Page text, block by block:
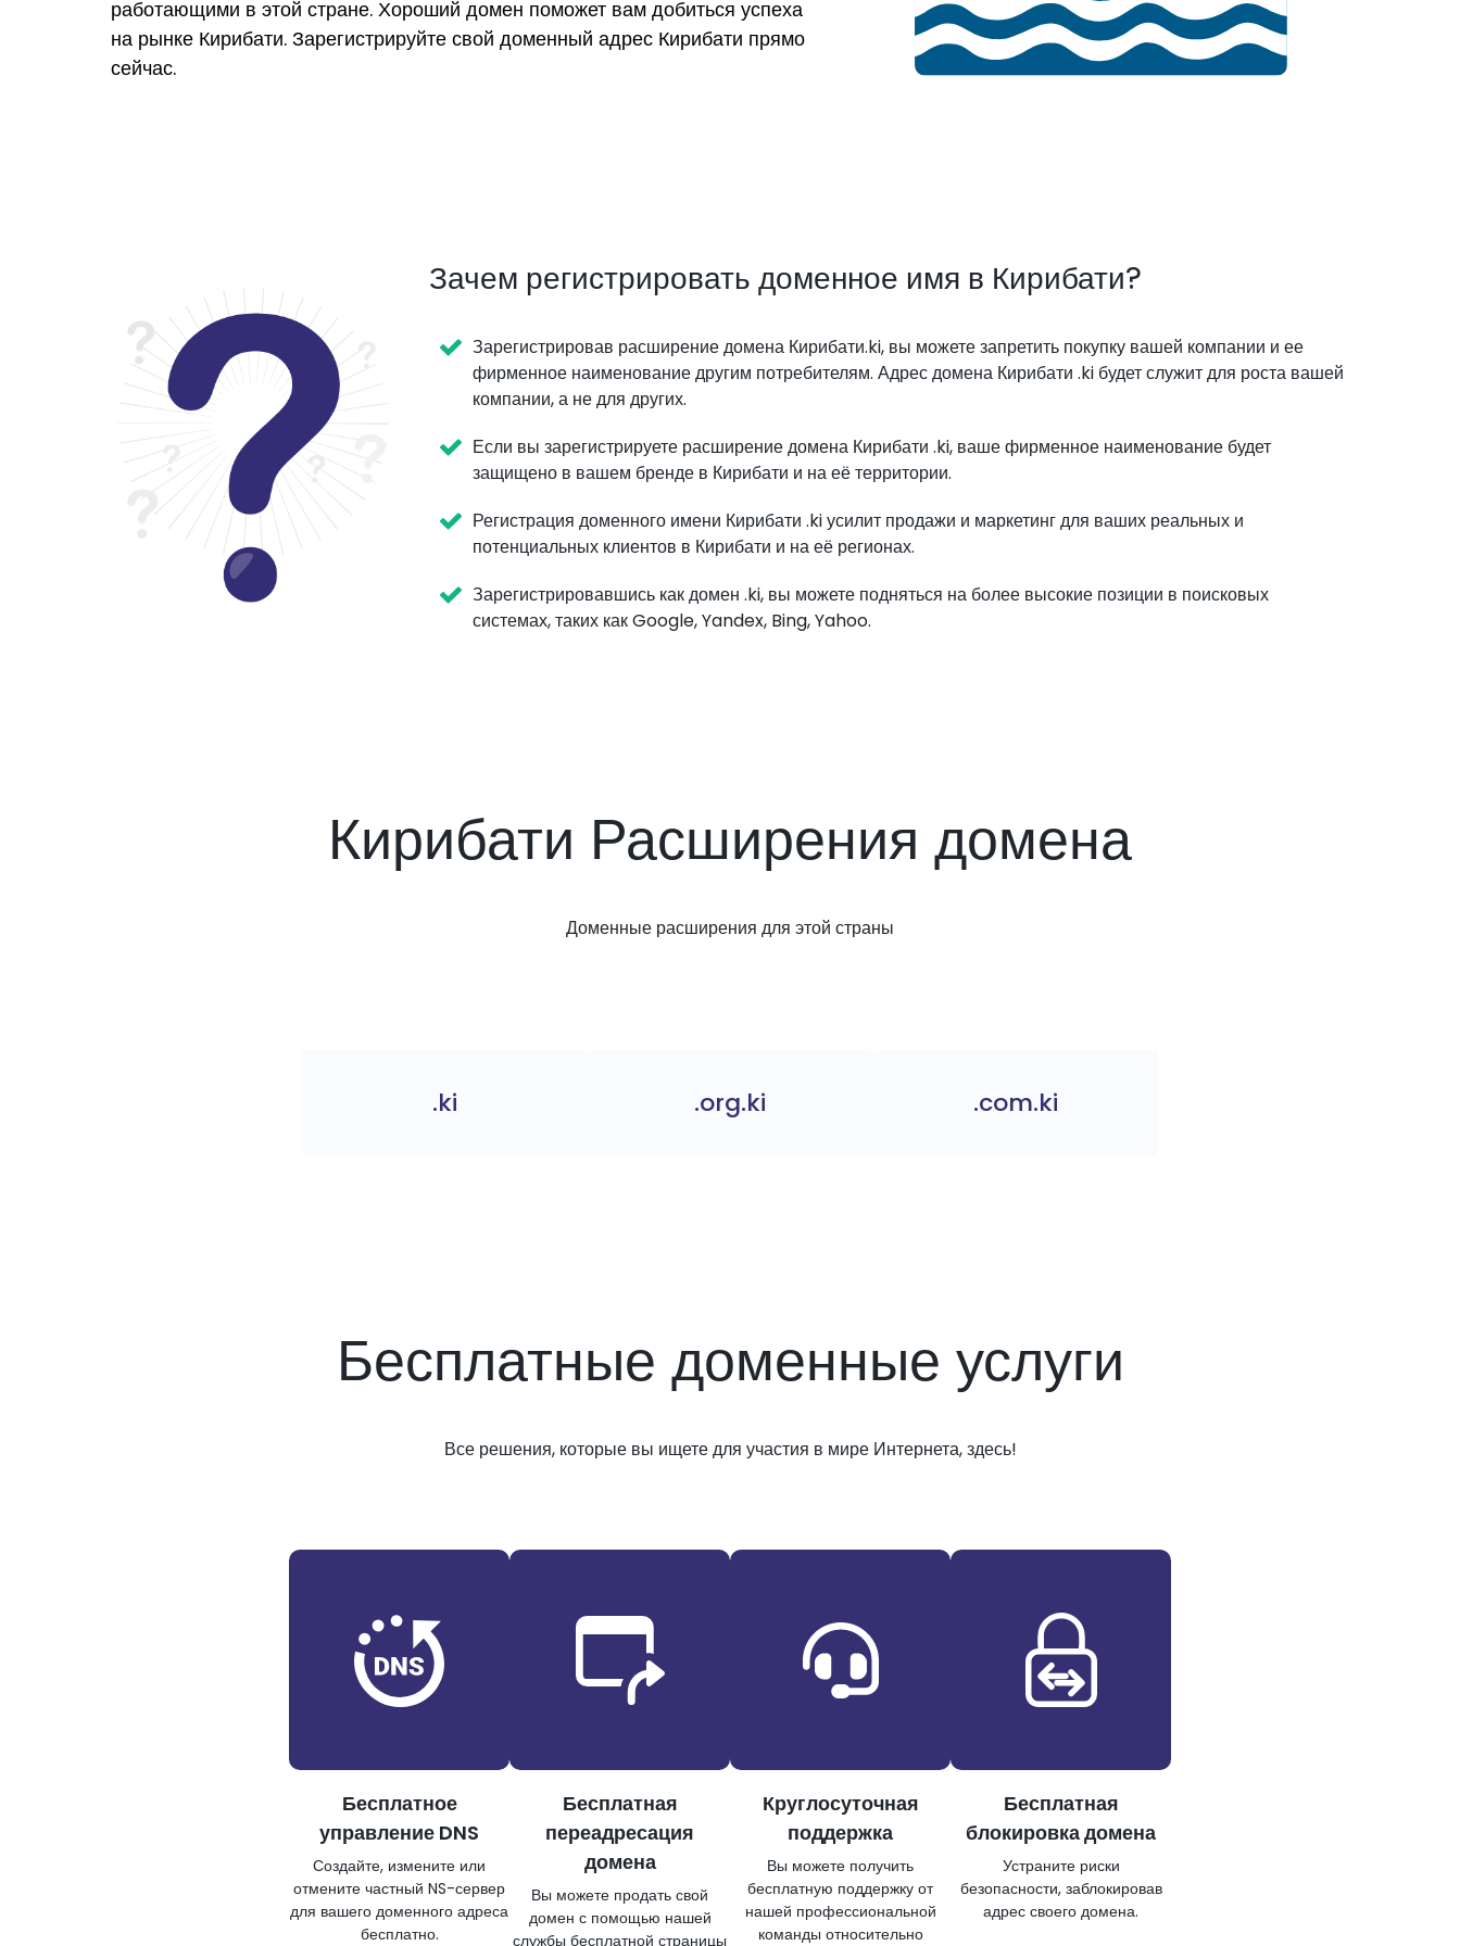
работающими в этой стране. Хороший домен поможет вам добиться успеха
на рынке Кирибати. Зарегистрируйте свой доменный адрес Кирибати прямо
сейчас.
Зачем регистрировать доменное имя в Кирибати?
Зарегистрировав расширение домена Кирибати.ki, вы можете запретить покупку вашей компании и ее
фирменное наименование другим потребителям. Адрес домена Кирибати .ki будет служит для роста вашей
компании, а не для других.
Если вы зарегистрируете расширение домена Кирибати .ki, ваше фирменное наименование будет
защищено в вашем бренде в Кирибати и на её территории.
Регистрация доменного имени Кирибати .ki усилит продажи и маркетинг для ваших реальных и
потенциальных клиентов в Кирибати и на её регионах.
Зарегистрировавшись как домен .ki, вы можете подняться на более высокие позиции в поисковых
системах, таких как Google, Yandex, Bing, Yahoo.
Кирибати Расширения домена
Доменные расширения для этой страны
.ki .org.ki .com.ki
Бесплатные доменные услуги
Все решения, которые вы ищете для участия в мире Интернета, здесь!
Бесплатное
управление DNS
Создайте, измените или
отмените частный NS-сервер
для вашего доменного адреса
бесплатно.
Бесплатная
переадресация
домена
Вы можете продать свой
домен с помощью нашей
службы бесплатной страницы
Круглосуточная
поддержка
Вы можете получить
бесплатную поддержку от
нашей профессиональной
команды относительно
Бесплатная
блокировка домена
Устраните риски
безопасности, заблокировав
адрес своего домена.